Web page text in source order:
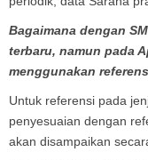
Bagaimana dengan
terbaru, namun pada
menggunakan
Untuk referensi pada
penyesuaian dengan
akan disampaikan